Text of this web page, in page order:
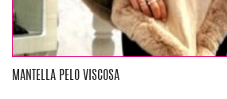
MANTELLA PELO VISCOSA